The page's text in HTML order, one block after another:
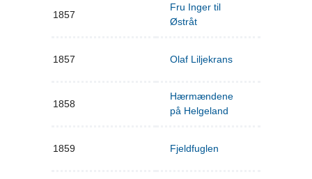
1857
Fru Inger til
Østråt
1857 Olaf Liljekrans
1858
Hærmændene
på Helgeland
1859 Fjeldfuglen